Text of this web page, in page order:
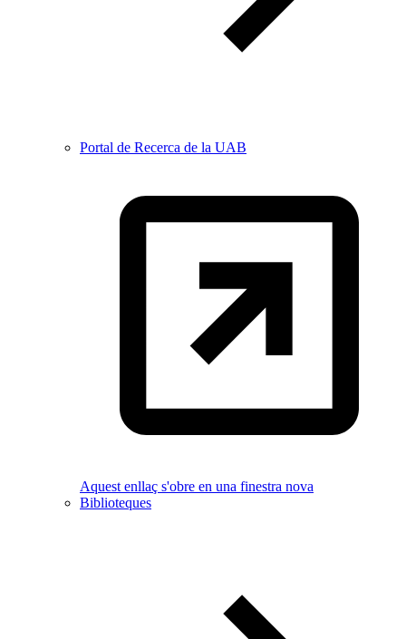
Portal de Recerca de la UAB
Aquest enllaç s'obre en una finestra nova
Biblioteques